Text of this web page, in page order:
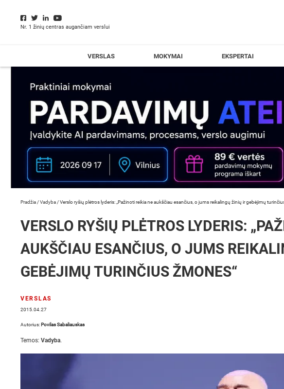
Nr. 1 žinių centras augančiam verslui
VERSLAS MOKYMAI EKSPERTAI
Pradžia /Vadyba /Verslo ryšių plėtros lyderis: „Pažinoti reikia ne aukščiau esančius, o jums reikalingų žinių ir gebėjimų
VERSLO RYŠIŲ PLĖTROS LYDERIS:
AUKŠČIAU ESANČIUS, O JUMS
GEBĖJIMŲ TURINČIUS ŽMONES“
VERSLAS
2015.04.27
Autorius: Povilas Sabaliauskas
Temos: Vadyba.